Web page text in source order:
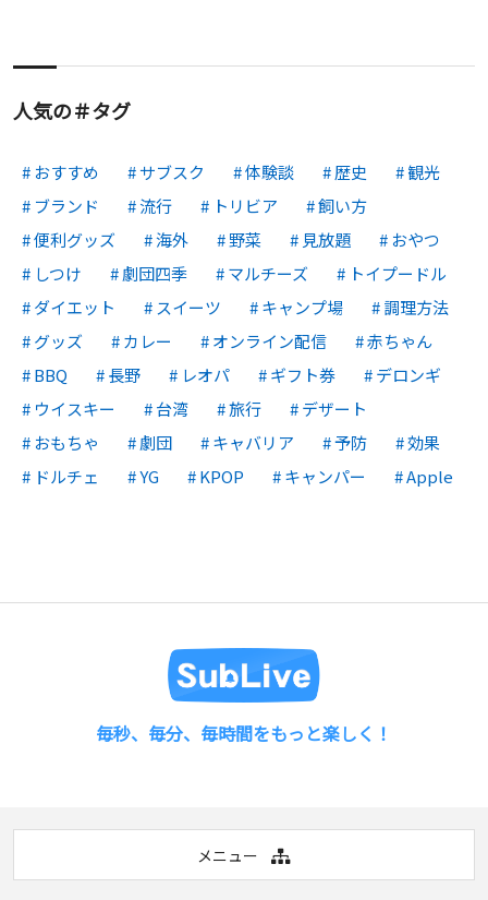
人気の＃タグ
おすすめ サブスク 体験談 歴史
観光
ブランド
流行 トリビア
飼い方
便利グッズ
海外 野菜 見放題
おやつ
しつけ
劇団四季 マルチーズ
トイプードル
ダイエット
スイーツ キャンプ場
調理方法
グッズ
カレー オンライン配信
赤ちゃん
BBQ
長野 レオパ ギフト券
デロンギ
ウイスキー
台湾 旅行
デザート
おもちゃ
劇団 キャバリア 予防
効果
ドルチェ
YG KPOP キャンパー Apple
毎秒、毎分、毎時間をもっと楽しく！
メニュー